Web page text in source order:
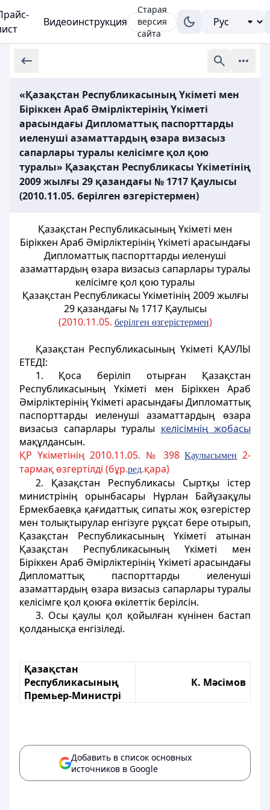
Видеоинструкция
Старая
версия
сайта
«Қазақстан Республикасының Үкіметі мен
Біріккен Араб Әмірліктерінің Үкіметі
арасындағы Дипломаттық паспорттарды
иеленуші азаматтардың өзара визасыз
сапарлары туралы келісімге қол қою
туралы» Қазақстан Республикасы Үкіметінің
2009 жылғы 29 қазандағы № 1717 Қаулысы
(2010.11.05. берілген өзгерістермен)
Қазақстан Республикасының Үкіметі мен
Біріккен Араб Әмірліктерінің Үкіметі арасындағы
Дипломаттық паспорттарды иеленуші
азаматтардың өзара визасыз сапарлары туралы
келісімге қол қою туралы
Қазақстан Республикасы Үкіметінің 2009 жылғы
29 қазандағы № 1717 Қаулысы
(2010.11.05. берілген өзгерістермен)
Қазақстан Республикасының Үкіметі ҚАУЛЫ
ЕТЕДІ:
1. Қоса беріліп отырған Қазақстан
Республикасының Үкіметі мен Біріккен Араб
Әмірліктерінің Үкіметі арасындағы Дипломаттық
паспорттарды иеленуші азаматтардың өзара
визасыз сапарлары туралы келісімнің жобасы
мақұлдансын.
ҚР Үкіметінің 2010.11.05. № 398Қаулысымен 2-
тармақ өзгертілді (бұр.ред.қара)
2. Қазақстан Республикасы Сыртқы істер
министрінің орынбасары Нұрлан Байұзақұлы
Ермекбаевқа қағидаттық сипаты жоқ өзгерістер
мен толықтырулар енгізуге рұқсат бере отырып,
Қазақстан Республикасының Үкіметі атынан
Қазақстан Республикасының Үкіметі мен
Біріккен Араб Әмірліктерінің Үкіметі арасындағы
Дипломаттық паспорттарды иеленуші
азаматтардың өзара визасыз сапарлары туралы
келісімге қол қоюға өкілеттік берілсін.
3. Осы қаулы қол қойылған күнінен бастап
қолданысқа енгізіледі.
Қазақстан
Республикасының
Премьер-Министрі
К. Мәсімов
Добавить в список основных
источников в Google